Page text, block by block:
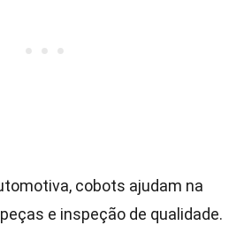
cobots ajudam na
e inspeção de qualidade.